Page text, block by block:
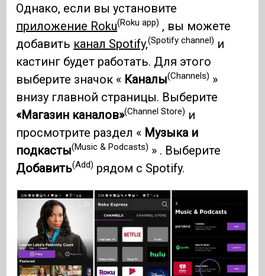
Однако, если вы установите
приложение Roku(Roku app) , вы можете
добавить канал Spotify,(Spotify channel) и
кастинг будет работать. Для этого
выберите значок « Каналы(Channels) »
внизу главной страницы. Выберите
«Магазин каналов»(Channel Store) и
просмотрите раздел « Музыка и
подкасты(Music & Podcasts) » . Выберите
Добавить(Add) рядом с Spotify.